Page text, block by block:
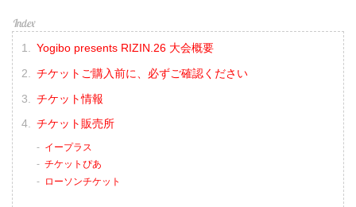
Yogibo presents RIZIN.26 大会概要
チケットご購入前に、必ずご確認ください
チケット情報
チケット販売所
イープラス
チケットぴあ
ローソンチケット